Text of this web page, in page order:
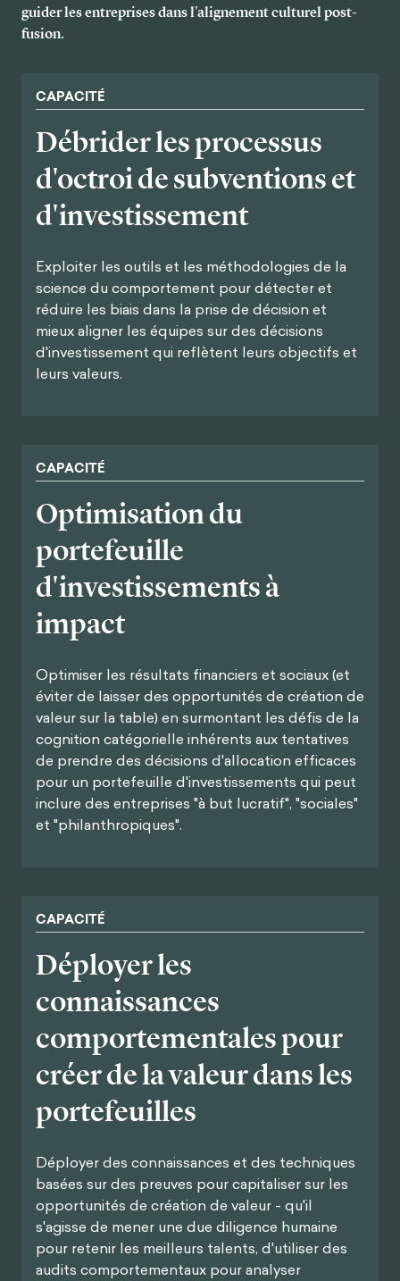
guider les entreprises dans l'alignement culturel post-
fusion.
CAPACITÉ
Débrider les processus
d'octroi de subventions et
d'investissement
Exploiter les outils et les méthodologies de la
science du comportement pour détecter et
réduire les biais dans la prise de décision et
mieux aligner les équipes sur des décisions
d'investissement qui reflètent leurs objectifs et
leurs valeurs.
CAPACITÉ
Optimisation du
portefeuille
d'investissements à
impact
Optimiser les résultats financiers et sociaux (et
éviter de laisser des opportunités de création de
valeur sur la table) en surmontant les défis de la
cognition catégorielle inhérents aux tentatives
de prendre des décisions d'allocation efficaces
pour un portefeuille d'investissements qui peut
inclure des entreprises "à but lucratif", "sociales"
et "philanthropiques".
CAPACITÉ
Déployer les
connaissances
comportementales pour
créer de la valeur dans les
portefeuilles
Déployer des connaissances et des techniques
basées sur des preuves pour capitaliser sur les
opportunités de création de valeur - qu'il
s'agisse de mener une due diligence humaine
pour retenir les meilleurs talents, d'utiliser des
audits comportementaux pour analyser